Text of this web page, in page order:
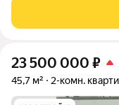
Большая кухня-
техникой, а так же со
23 500 000 ₽
45,7 м² 2-комн.